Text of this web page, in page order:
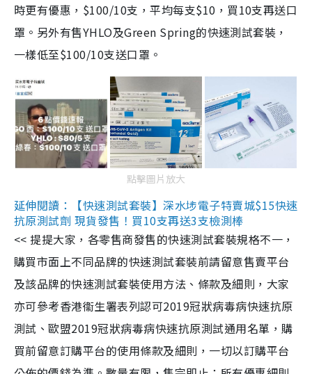
時更有優惠，$100/10支，平均每支$10，買10支再送口
罩。另外有售YHLO及Green Spring的快速測試套裝，
一樣低至$100/10支送口罩。
點擊圖片放大
延伸閱讀：【快速測試套裝】深水埗電子特賣城$15快速
抗原測試劑 現貨發售！買10支再送3支檢測棒
<< 提提大家，各零售商發售的快速測試套裝規格不一，
購買市面上不同品牌的快速測試套裝前請留意售賣平台
及該品牌的快速測試套裝使用方法、條款及細則，大家
亦可參考香港衞生署表列認可2019冠狀病毒病快速抗原
測試、歐盟2019冠狀病毒病快速抗原測試通用名單，購
買前留意訂購平台的使用條款及細則，一切以訂購平台